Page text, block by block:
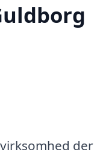
der